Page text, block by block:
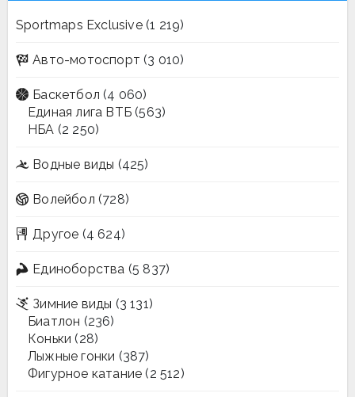
Sportmaps Exclusive(1 219)
Авто-мотоспорт (3 010)
Баскетбол (4 060)
Единая лига ВТБ (563)
НБА (2 250)
Водные виды (425)
Волейбол (728)
Другое (4 624)
Единоборства (5 837)
Зимние виды (3 131)
Биатлон (236)
Коньки (28)
Лыжные гонки (387)
Фигурное катание (2 512)